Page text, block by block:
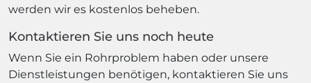
werden wir es kostenlos beheben.
Kontaktieren Sie uns noch heute
Wenn Sie ein Rohrproblem haben oder unsere
Dienstleistungen benötigen, kontaktieren Sie uns